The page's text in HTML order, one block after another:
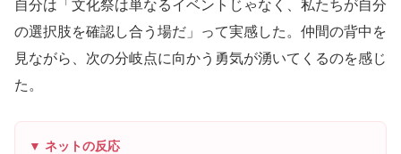
自分は「文化祭は単なるイベントじゃなく、私たちが自分
の選択肢を確認し合う場だ」って実感した。仲間の背中を
見ながら、次の分岐点に向かう勇気が湧いてくるのを感じ
た。
▼ ネットの反応